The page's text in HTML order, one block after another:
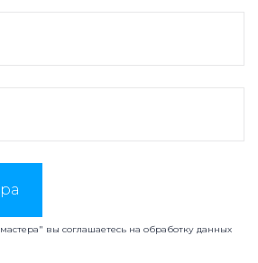
вы соглашаетесь на обработку данных